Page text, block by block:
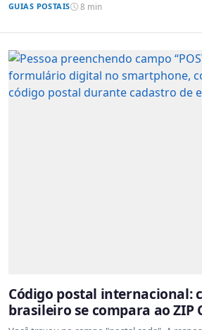
GUIAS POSTAIS 8 min
Código postal internacional:
brasileiro se compara ao ZIP
sistemas de outros países